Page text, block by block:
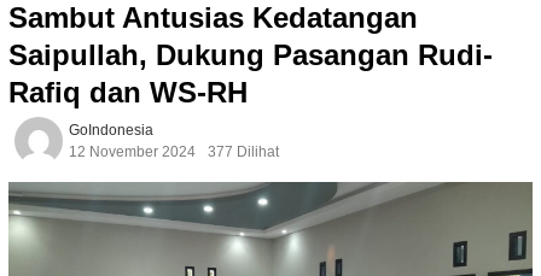
Sambut Antusias Kedatangan
Saipullah, Dukung Pasangan Rudi-
Rafiq dan WS-RH
GoIndonesia
12 November 2024
377 Dilihat